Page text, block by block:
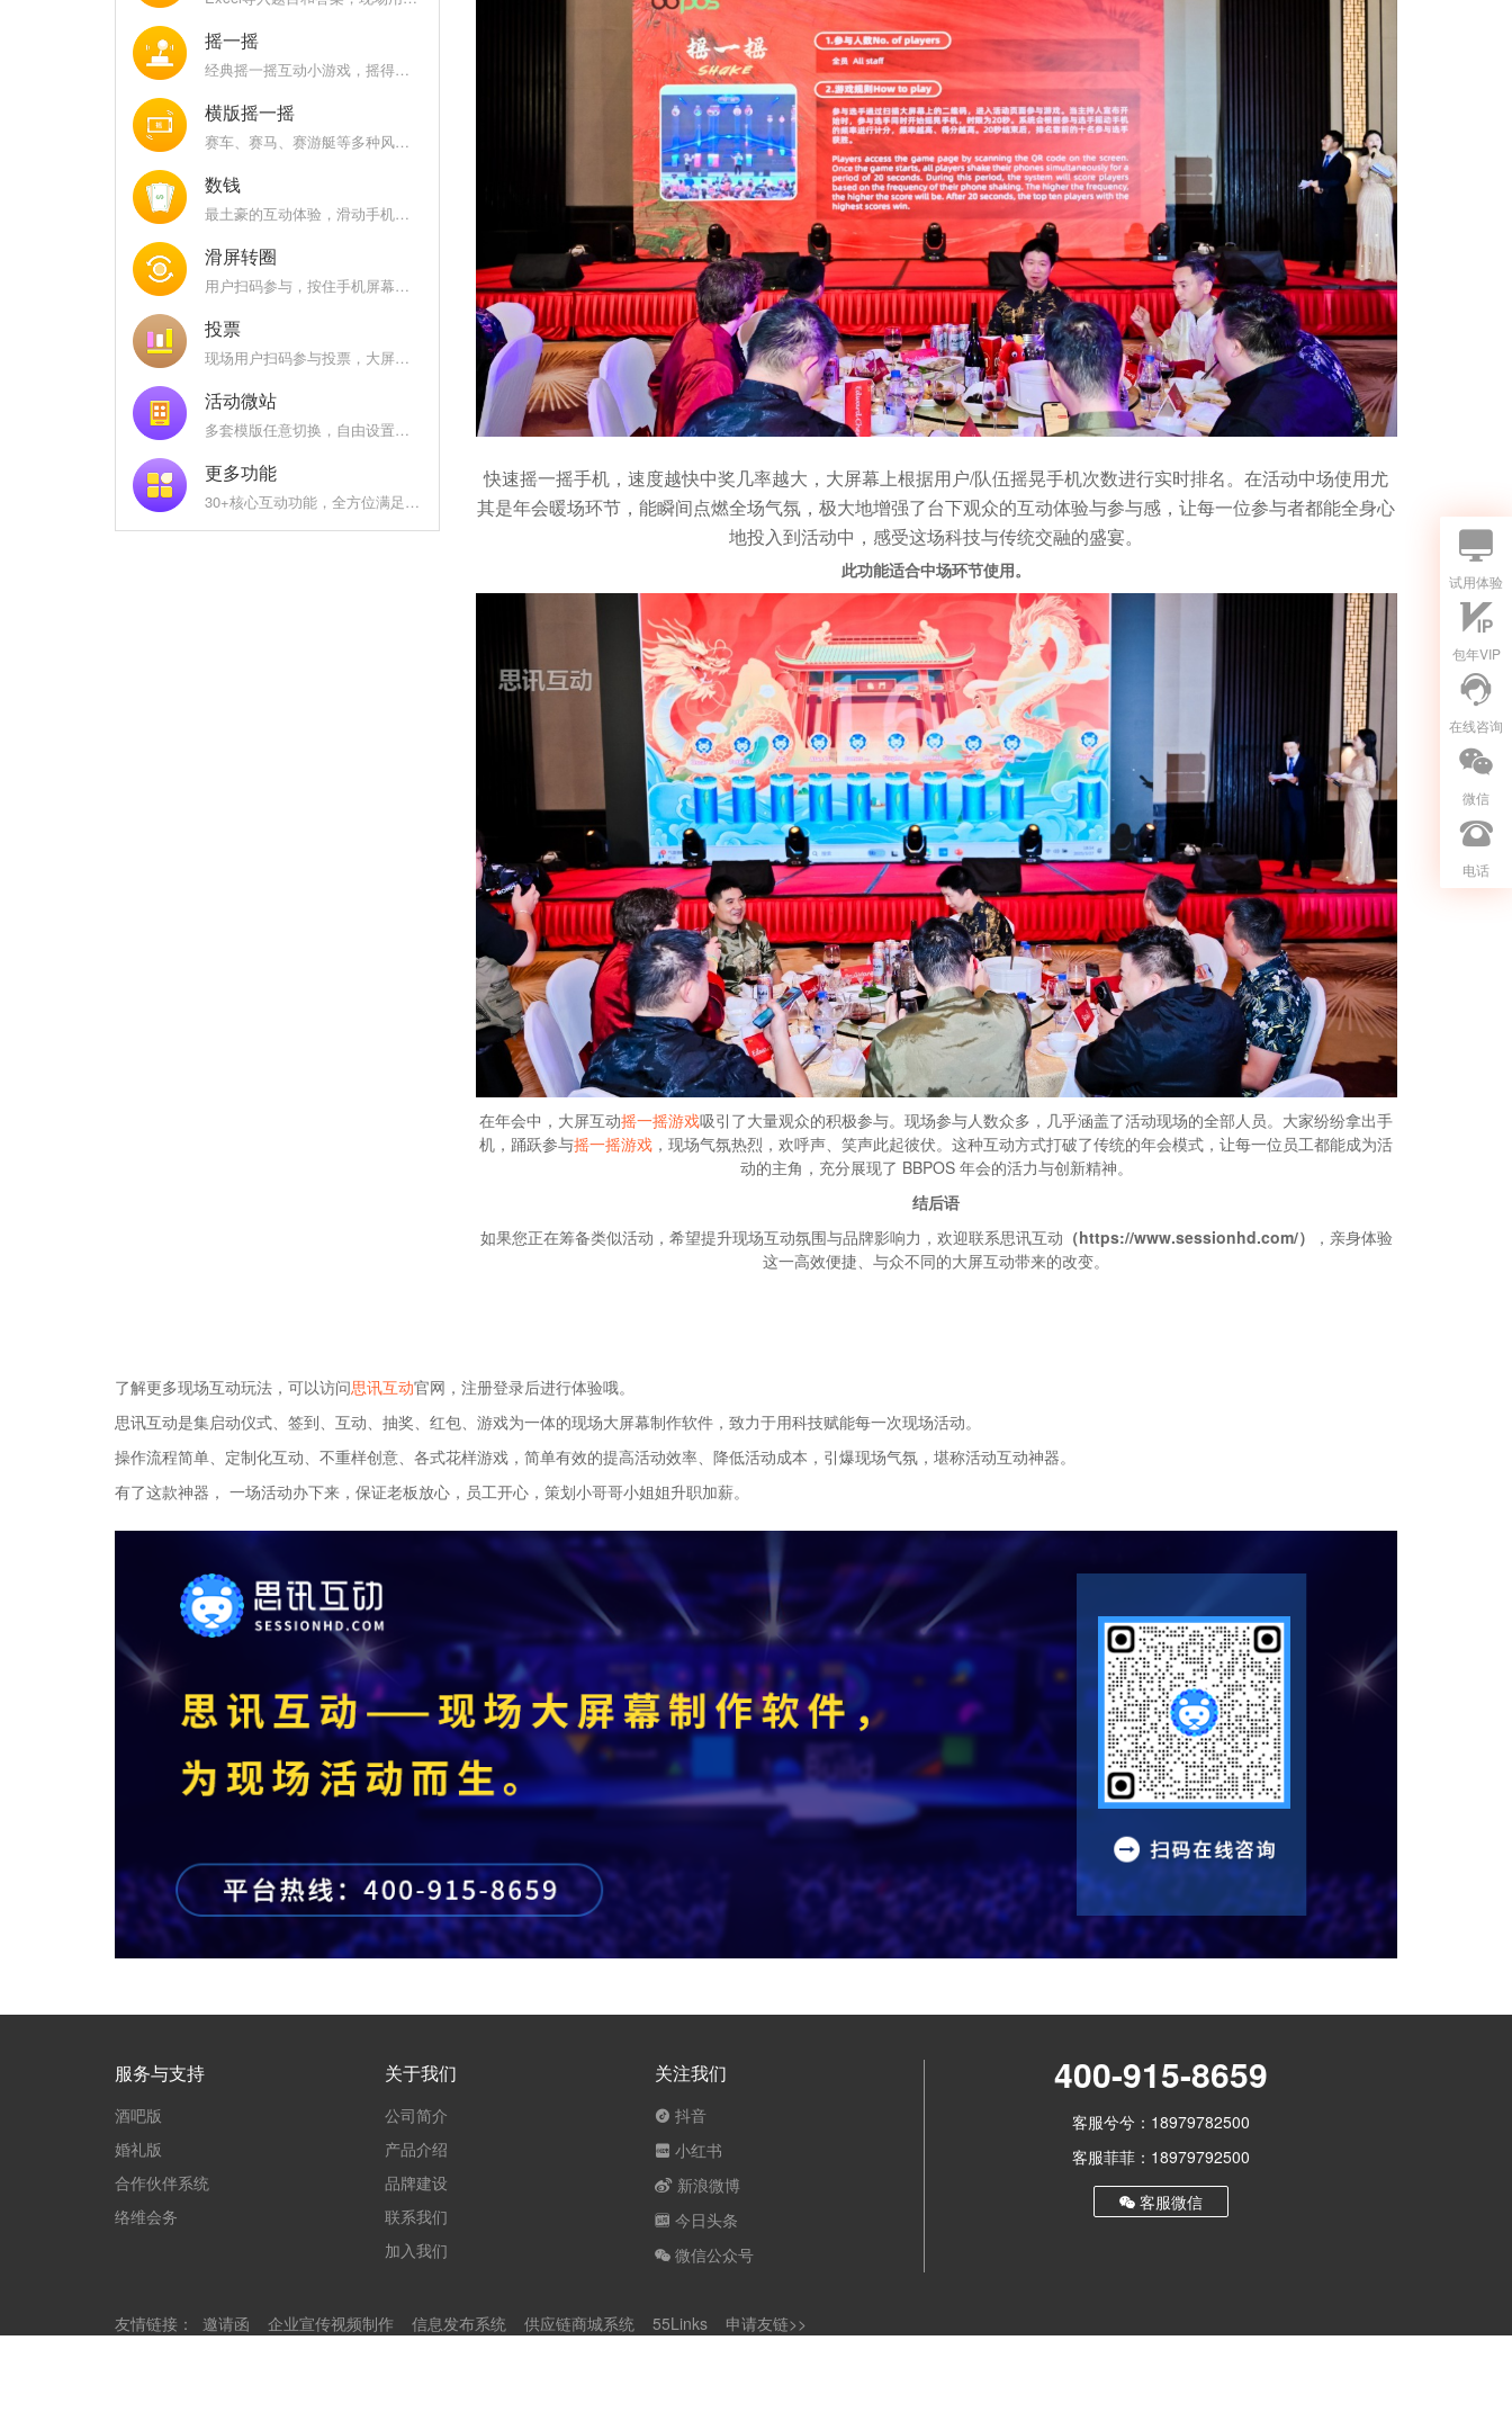
摇一摇
经典摇一摇互动小游戏，摇得越快分数越高，大屏幕能量条涨的越高
横版摇一摇
赛车、赛马、赛游艇等多种风格，快速摇一摇手机，大屏幕上根据用户/队伍摇晃手机次数进行实时排名
数钱
最土豪的互动体验，滑动手机屏幕在限定时间内看看谁是数钱小能手
滑屏转圈
用户扫码参与，按住手机屏幕上的图标，顺时针或者逆时针快速旋转
投票
现场用户扫码参与投票，大屏幕展示全场票选结果
活动微站
多套模版任意切换，自由设置互动功能名称及图标
更多功能
30+核心互动功能，全方位满足您的现场需求
快速摇一摇手机，速度越快中奖几率越大，大屏幕上根据用户/队伍摇晃手机次数进行实时排名。在活动中场使用尤
其是年会暖场环节，能瞬间点燃全场气氛，极大地增强了台下观众的互动体验与参与感，让每一位参与者都能全身心
地投入到活动中，感受这场科技与传统交融的盛宴。
此功能适合中场环节使用。
在年会中，大屏互动摇一摇游戏吸引了大量观众的积极参与。现场参与人数众多，几乎涵盖了活动现场的全部人员。大家纷纷拿出手
机，踊跃参与摇一摇游戏 ，现场气氛热烈，欢呼声、笑声此起彼伏。这种互动方式打破了传统的年会模式，让每一位员工都能成为活
动的主角，充分展现了 BBPOS 年会的活力与创新精神。
结后语
如果您正在筹备类似活动，希望提升现场互动氛围与品牌影响力，欢迎联系思讯互动 （https://www.sessionhd.com/）
，亲身体验
这一高效便捷、与众不同的大屏互动带来的改变。
了解更多现场互动玩法，可以访问思讯互动官网，注册登录后进行体验哦。
思讯互动是集启动仪式、签到、互动、抽奖、红包、游戏为一体的现场大屏幕制作软件，致力于用科技赋能每一次现场活动。
操作流程简单、定制化互动、不重样创意、各式花样游戏，简单有效的提高活动效率、降低活动成本，引爆现场气氛，堪称活动互动神器。
有了这款神器， 一场活动办下来，保证老板放心，员工开心，策划小哥哥小姐姐升职加薪。
服务与支持
酒吧版
婚礼版
合作伙伴系统
络维会务
关于我们
公司简介
产品介绍
品牌建设
联系我们
加入我们
关注我们
抖音
小红书
新浪微博
今日头条
微信公众号
400-915-8659
客服兮兮：18979782500
客服菲菲：18979792500
客服微信
友情链接： 邀请函 企业宣传视频制作 信息发布系统 供应链商城系统 55Links 申请友链>>
试用体验
包年VIP
在线咨询
微信
电话